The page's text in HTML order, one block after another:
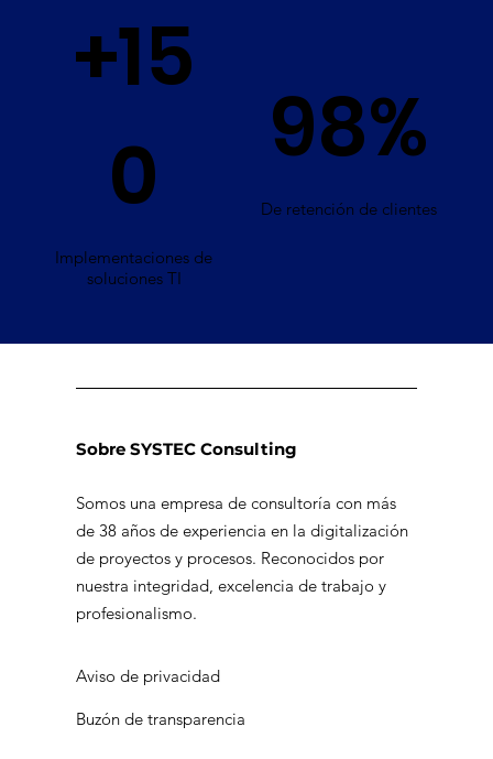
+15
0
Implementaciones de
soluciones TI
98%
De retención de clientes
Sobre SYSTEC Consulting
Somos una empresa de consultoría con más
de 38 años de experiencia en la digitalización
de proyectos y procesos. Reconocidos por
nuestra integridad, excelencia de trabajo y
profesionalismo.
Aviso de privacidad
Buzón de transparencia